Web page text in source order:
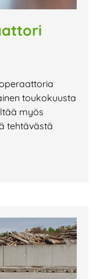
toukokuusta
myös
tehtävästä